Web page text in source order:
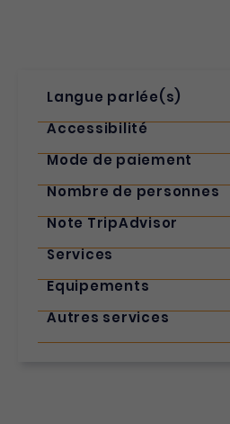
Langue parlée(s)
Accessibilité
Mode de paiement
Nombre de personnes
Note TripAdvisor
Services
Equipements
Autres services